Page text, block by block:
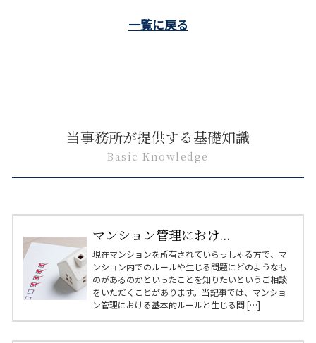
一覧に戻る
当事務所が提供する基礎知識
Basic Knowledge
マンション管理におけ...
現在マンションを所有されていらっしゃる方で、マ
ンション内でのルールや生じる問題にどのようなも
のがあるのかといったことを知りたいというご相談
をいただくことがあります。当記事では、マンショ
ン管理における基本的ルールと生じる問 […]